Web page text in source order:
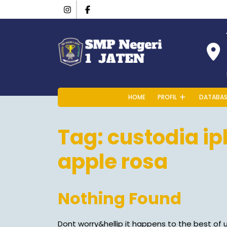
HOME PROFIL
Tag:custodia
apple rosa
Nothing Found
Dont worry&hellip it happens to the best of